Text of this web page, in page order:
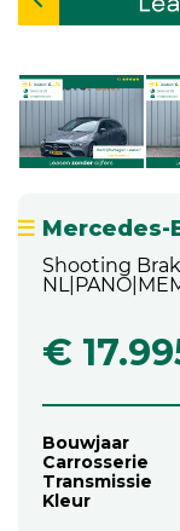
Mercedes-
Shooting
€
Bouwjaar
Carrosserie
Transmissie
Kleur